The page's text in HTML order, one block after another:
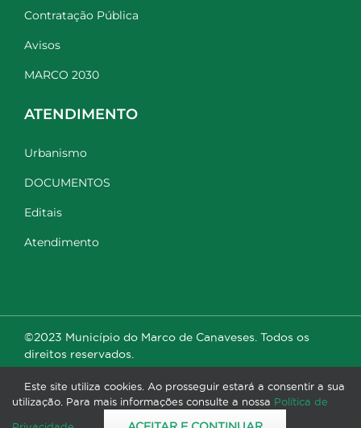
Contratação Pública
Avisos
MARCO 2030
ATENDIMENTO
Urbanismo
DOCUMENTOS
Editais
Atendimento
©2023 Município do Marco de Canaveses. Todos os
direitos reservados.
Este site utiliza cookies. Ao prosseguir estará a consentir a sua
utilização. Para mais informações consulte a nossa Política de